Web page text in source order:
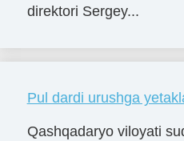
direktori Sergey...
Pul dardi urushga
Qashqadaryo viloyati